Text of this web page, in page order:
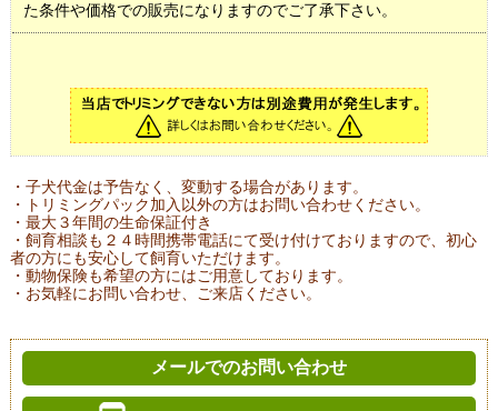
た条件や価格での販売になりますのでご了承下さい。
・子犬代金は予告なく、変動する場合があります。
・トリミングパック加入以外の方はお問い合わせください。
・最大３年間の生命保証付き
・飼育相談も２４時間携帯電話にて受け付けておりますので、初心
者の方にも安心して飼育いただけます。
・動物保険も希望の方にはご用意しております。
・お気軽にお問い合わせ、ご来店ください。
メールでのお問い合わせ